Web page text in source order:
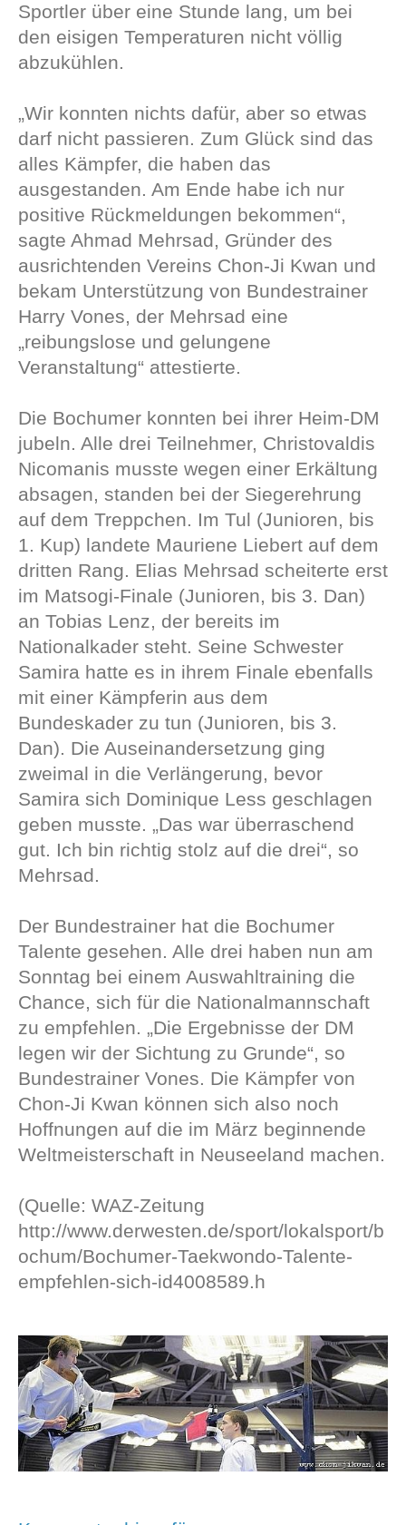
Sportler über eine Stunde lang, um bei
den eisigen Temperaturen nicht völlig
abzukühlen.
„Wir konnten nichts dafür, aber so etwas
darf nicht passieren. Zum Glück sind das
alles Kämpfer, die haben das
ausgestanden. Am Ende habe ich nur
positive Rückmeldungen bekommen“,
sagte Ahmad Mehrsad, Gründer des
ausrichtenden Vereins Chon-Ji Kwan und
bekam Unterstützung von Bundestrainer
Harry Vones, der Mehrsad eine
„reibungslose und gelungene
Veranstaltung“ attestierte.
Die Bochumer konnten bei ihrer Heim-DM
jubeln. Alle drei Teilnehmer, Christovaldis
Nicomanis musste wegen einer Erkältung
absagen, standen bei der Siegerehrung
auf dem Treppchen. Im Tul (Junioren, bis
1. Kup) landete Mauriene Liebert auf dem
dritten Rang. Elias Mehrsad scheiterte erst
im Matsogi-Finale (Junioren, bis 3. Dan)
an Tobias Lenz, der bereits im
Nationalkader steht. Seine Schwester
Samira hatte es in ihrem Finale ebenfalls
mit einer Kämpferin aus dem
Bundeskader zu tun (Junioren, bis 3.
Dan). Die Auseinandersetzung ging
zweimal in die Verlängerung, bevor
Samira sich Dominique Less geschlagen
geben musste. „Das war überraschend
gut. Ich bin richtig stolz auf die drei“, so
Mehrsad.
Der Bundestrainer hat die Bochumer
Talente gesehen. Alle drei haben nun am
Sonntag bei einem Auswahltraining die
Chance, sich für die Nationalmannschaft
zu empfehlen. „Die Ergebnisse der DM
legen wir der Sichtung zu Grunde“, so
Bundestrainer Vones. Die Kämpfer von
Chon-Ji Kwan können sich also noch
Hoffnungen auf die im März beginnende
Weltmeisterschaft in Neuseeland machen.
(Quelle: WAZ-Zeitung
http://www.derwesten.de/sport/lokalsport/b
ochum/Bochumer-Taekwondo-Talente-
empfehlen-sich-id4008589.h